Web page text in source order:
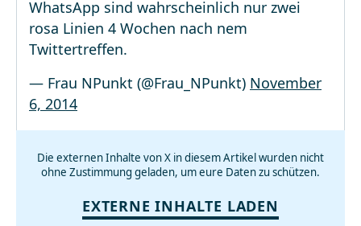
WhatsApp sind wahrscheinlich nur zwei
rosa Linien 4 Wochen nach nem
Twittertreffen.
— Frau NPunkt (@Frau_NPunkt) November
6, 2014
Die externen Inhalte von X in diesem Artikel wurden nicht
ohne Zustimmung geladen, um eure Daten zu schützen.
EXTERNE INHALTE LADEN